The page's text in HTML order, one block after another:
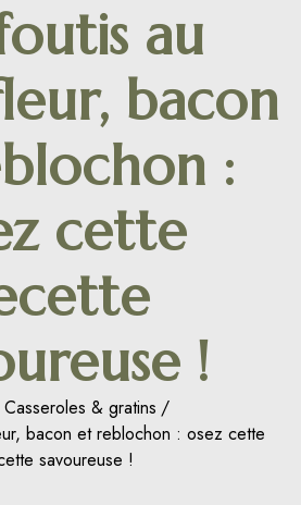
au
bacon
:
cette
!
Casseroles & gratins
bacon et reblochon : osez cette
savoureuse !